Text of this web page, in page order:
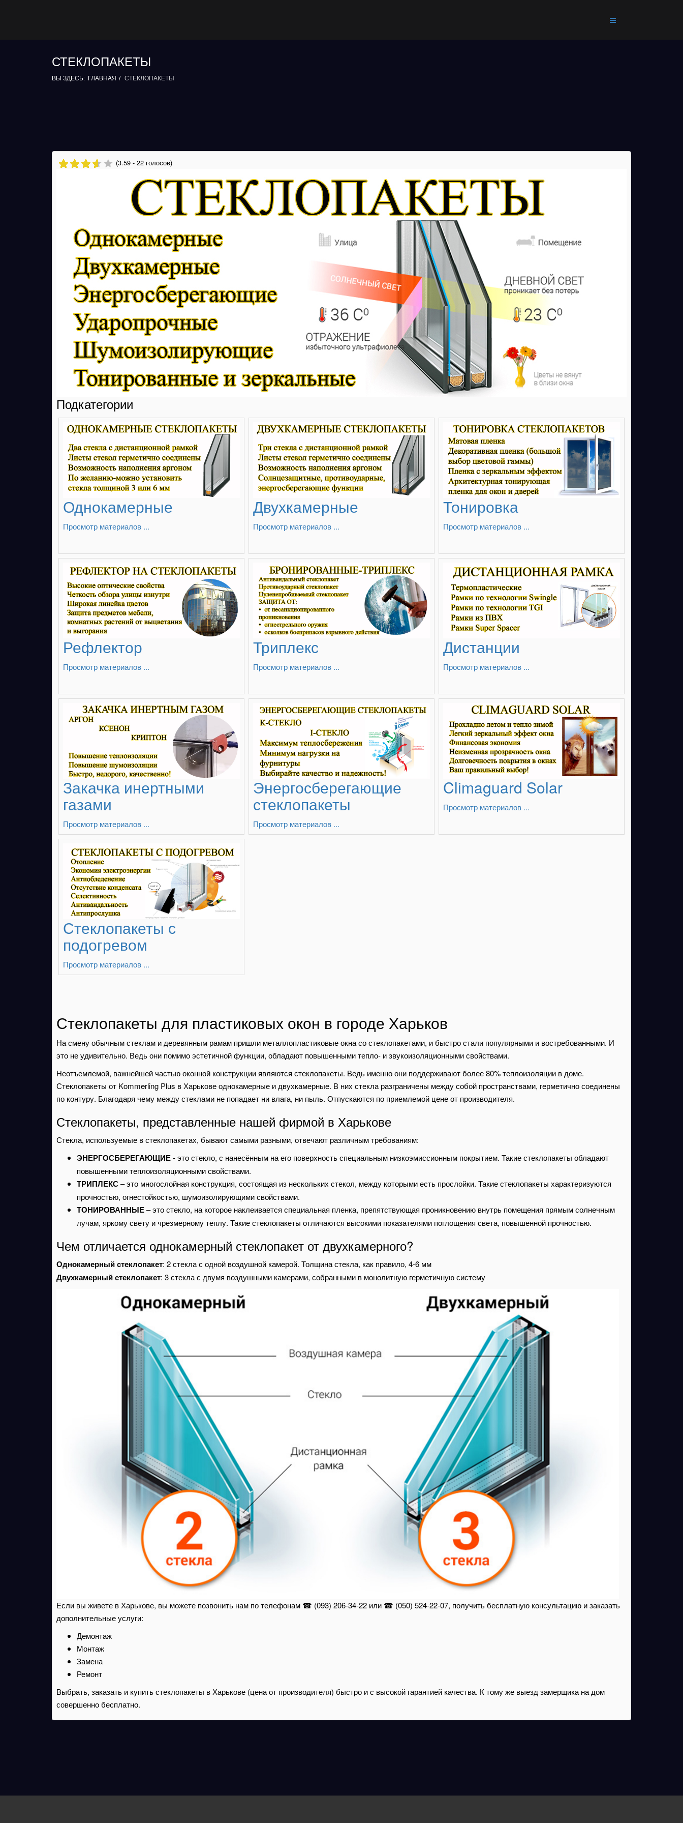
СТЕКЛОПАКЕТЫ
ВЫ ЗДЕСЬ: ГЛАВНАЯ СТЕКЛОПАКЕТЫ
(3.59 - 22 голосов)
Подкатегории
Однокамерные
Просмотр материалов ...
Двухкамерные
Просмотр материалов ...
Тонировка
Просмотр материалов ...
Рефлектор
Просмотр материалов ...
Триплекс
Просмотр материалов ...
Дистанции
Просмотр материалов ...
Закачка инертными
газами
Просмотр материалов ...
Энергосберегающие
стеклопакеты
Просмотр материалов ...
Climaguard Solar
Просмотр материалов ...
Стеклопакеты с
подогревом
Просмотр материалов ...
Стеклопакеты для пластиковых окон в городе Харьков
На смену обычным стеклам и деревянным рамам пришли металлопластиковые окна со стеклопакетами, и быстро стали популярными и востребованными. И
это не удивительно. Ведь они помимо эстетичной функции, обладают повышенными тепло- и звукоизоляционными свойствами.
Неотъемлемой, важнейшей частью оконной конструкции являются стеклопакеты. Ведь именно они поддерживают более 80% теплоизоляции в доме.
Стеклопакеты от Kommerling Plus в Харькове однокамерные и двухкамерные. В них стекла разграничены между собой пространствами, герметично соединены
по контуру. Благодаря чему между стеклами не попадает ни влага, ни пыль. Отпускаются по приемлемой цене от производителя.
Стеклопакеты, представленные нашей фирмой в Харькове
Стекла, используемые в стеклопакетах, бывают самыми разными, отвечают различным требованиям:
ЭНЕРГОСБЕРЕГАЮЩИЕ- это стекло, с нанесённым на его поверхность специальным низкоэмиссионным покрытием. Такие стеклопакеты обладают
повышенными теплоизоляционными свойствами.
ТРИПЛЕКС– это многослойная конструкция, состоящая из нескольких стекол, между которыми есть прослойки. Такие стеклопакеты характеризуются
прочностью, огнестойкостью, шумоизолирующими свойствами.
ТОНИРОВАННЫЕ– это стекло, на которое наклеивается специальная пленка, препятствующая проникновению внутрь помещения прямым солнечным
лучам, яркому свету и чрезмерному теплу. Такие стеклопакеты отличаются высокими показателями поглощения света, повышенной прочностью.
Чем отличается однокамерный стеклопакет от двухкамерного?
Однокамерный стеклопакет: 2 стекла с одной воздушной камерой. Толщина стекла, как правило, 4-6 мм
Двухкамерный стеклопакет: 3 стекла с двумя воздушными камерами, собранными в монолитную герметичную систему
Если вы живете в Харькове, вы можете позвонить нам по телефонам ☎ (093) 206-34-22 или ☎ (050) 524-22-07, получить бесплатную консультацию и заказать
дополнительные услуги:
Демонтаж
Монтаж
Замена
Ремонт
Выбрать, заказать и купить стеклопакеты в Харькове (цена от производителя) быстро и с высокой гарантией качества. К тому же выезд замерщика на дом
совершенно бесплатно.